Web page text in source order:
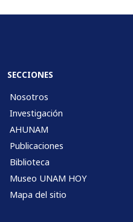
SECCIONES
Nosotros
Investigación
AHUNAM
Publicaciones
Biblioteca
Museo UNAM HOY
Mapa del sitio